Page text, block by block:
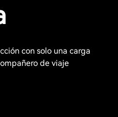
con solo una carga
de viaje